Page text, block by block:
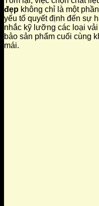
đẹp không chỉ là một
yếu tố quyết định đến sự
nhắc kỹ lưỡng các loại
bảo sản phẩm cuối cùng
mái.